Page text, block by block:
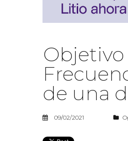
Objetivo
de una
09/02/2021